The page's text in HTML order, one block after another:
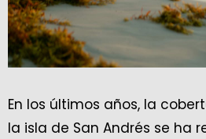
En los últimos años, la
la isla de San Andrés se ha